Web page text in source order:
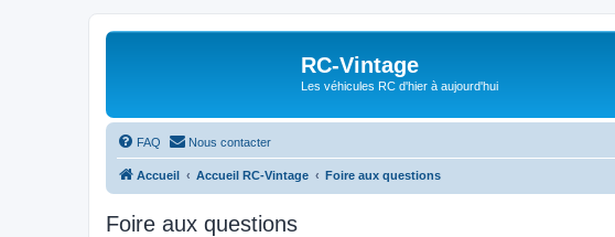
RC-Vintage
Les véhicules RC d'hier à aujourd'hui
FAQ Nous contacter
Accueil Accueil RC-Vintage Foire aux questions
Foire aux questions